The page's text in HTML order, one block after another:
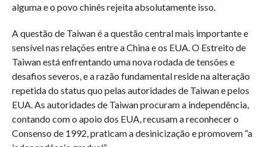
alguma e o povo chinês rejeita absolutamente isso.
A questão de Taiwan é a questão central mais importante e
sensível nas relações entre a China e os EUA. O Estreito de
Taiwan está enfrentando uma nova rodada de tensões e
desafios severos, e a razão fundamental reside na alteração
repetida do status quo pelas autoridades de Taiwan e pelos
EUA. As autoridades de Taiwan procuram a independência,
contando com o apoio dos EUA, recusam a reconhecer o
Consenso de 1992, praticam a desinicização e promovem “a